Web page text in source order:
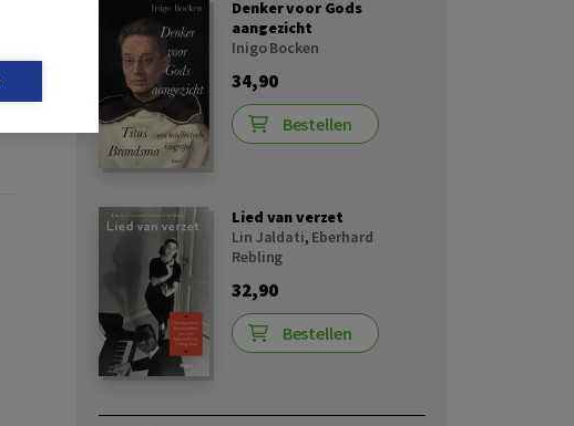
Denker voor Gods
aangezicht
Inigo Bocken
34,90
Bestellen
Lied van verzet
Lin Jaldati, Eberhard
Rebling
32,90
Bestellen